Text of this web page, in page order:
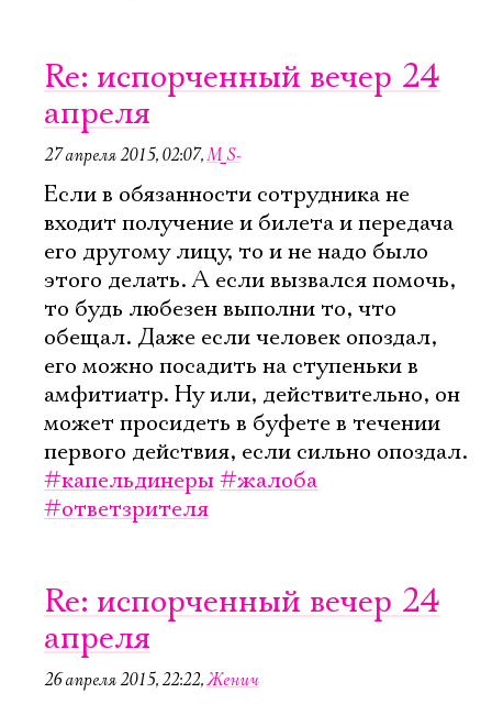
Re: испорченный вечер 24
апреля
27 апреля 2015, 02:07,M_S-
Если в обязанности сотрудника не
входит получение и билета и передача
его другому лицу, то и не надо было
этого делать. А если вызвался помочь,
то будь любезен выполни то, что
обещал. Даже если человек опоздал,
его можно посадить на ступеньки в
амфитиатр. Ну или, действительно, он
может просидеть в буфете в течении
первого действия, если сильно опоздал.
#капельдинеры#жалоба
#ответзрителя
Re: испорченный вечер 24
апреля
26 апреля 2015, 22:22,Женич